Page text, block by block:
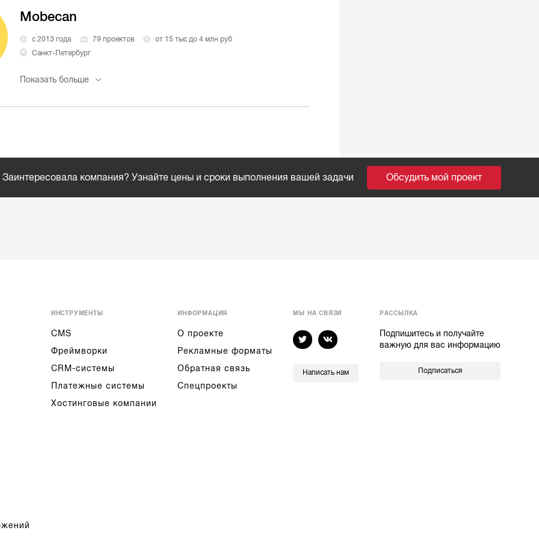
Mobecan
с 2013 года 79 проектов
от 15 тыс до 4 млн руб
Санкт-Петербург
Показать больше
Заинтересовала компания? Узнайте цены и сроки выполнения вашей задачи Обсудить мой проект
ИНСТРУМЕНТЫ
CMS
Фреймворки
CRM-системы
Платежные системы
Хостинговые компании
ИНФОРМАЦИЯ
О проекте
Рекламные форматы
Обратная связь
Спецпроекты
МЫ НА СВЯЗИ
Написать нам
РАССЫЛКА
Подпишитесь и получайте
важную для вас информацию
Подписаться